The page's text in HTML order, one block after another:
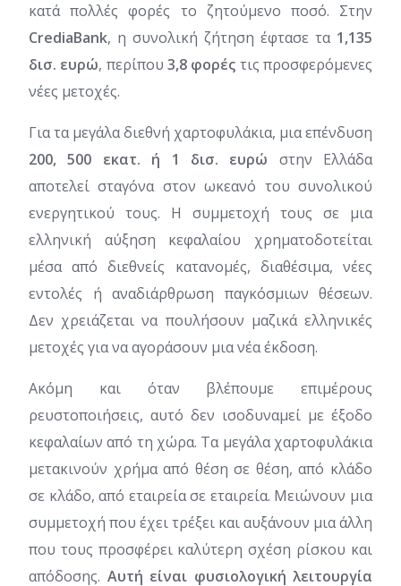
κατά πολλές φορές το ζητούμενο ποσό. Στην
CrediaBank, η συνολική ζήτηση έφτασε τα 1,135
δισ. ευρώ, περίπου3,8 φορές τις προσφερόμενες
νέες μετοχές.
Για τα μεγάλα διεθνή χαρτοφυλάκια, μια επένδυση
200, 500 εκατ. ή 1 δισ. ευρώ στην Ελλάδα
αποτελεί σταγόνα στον ωκεανό του συνολικού
ενεργητικού τους. Η συμμετοχή τους σε μια
ελληνική αύξηση κεφαλαίου χρηματοδοτείται
μέσα από διεθνείς κατανομές, διαθέσιμα, νέες
εντολές ή αναδιάρθρωση παγκόσμιων θέσεων.
Δεν χρειάζεται να πουλήσουν μαζικά ελληνικές
μετοχές για να αγοράσουν μια νέα έκδοση.
Ακόμη και όταν βλέπουμε επιμέρους
ρευστοποιήσεις, αυτό δεν ισοδυναμεί με έξοδο
κεφαλαίων από τη χώρα. Τα μεγάλα χαρτοφυλάκια
μετακινούν χρήμα από θέση σε θέση, από κλάδο
σε κλάδο, από εταιρεία σε εταιρεία. Μειώνουν μια
συμμετοχή που έχει τρέξει και αυξάνουν μια άλλη
που τους προσφέρει καλύτερη σχέση ρίσκου και
απόδοσης. Αυτή είναι φυσιολογική λειτουργία